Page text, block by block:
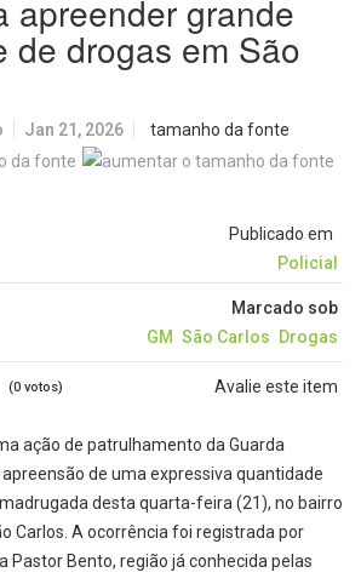
apreender grande
de drogas em São
Jan 21, 2026 tamanho da fonte
Publicado em
Policial
Marcado sob
GM São Carlos Drogas
Avalie este item
(0 votos)
ação de patrulhamento da Guarda
de uma expressiva quantidade
desta quarta-feira (21), no bairro
Carlos. A ocorrência foi registrada por
Pastor Bento, região já conhecida pelas